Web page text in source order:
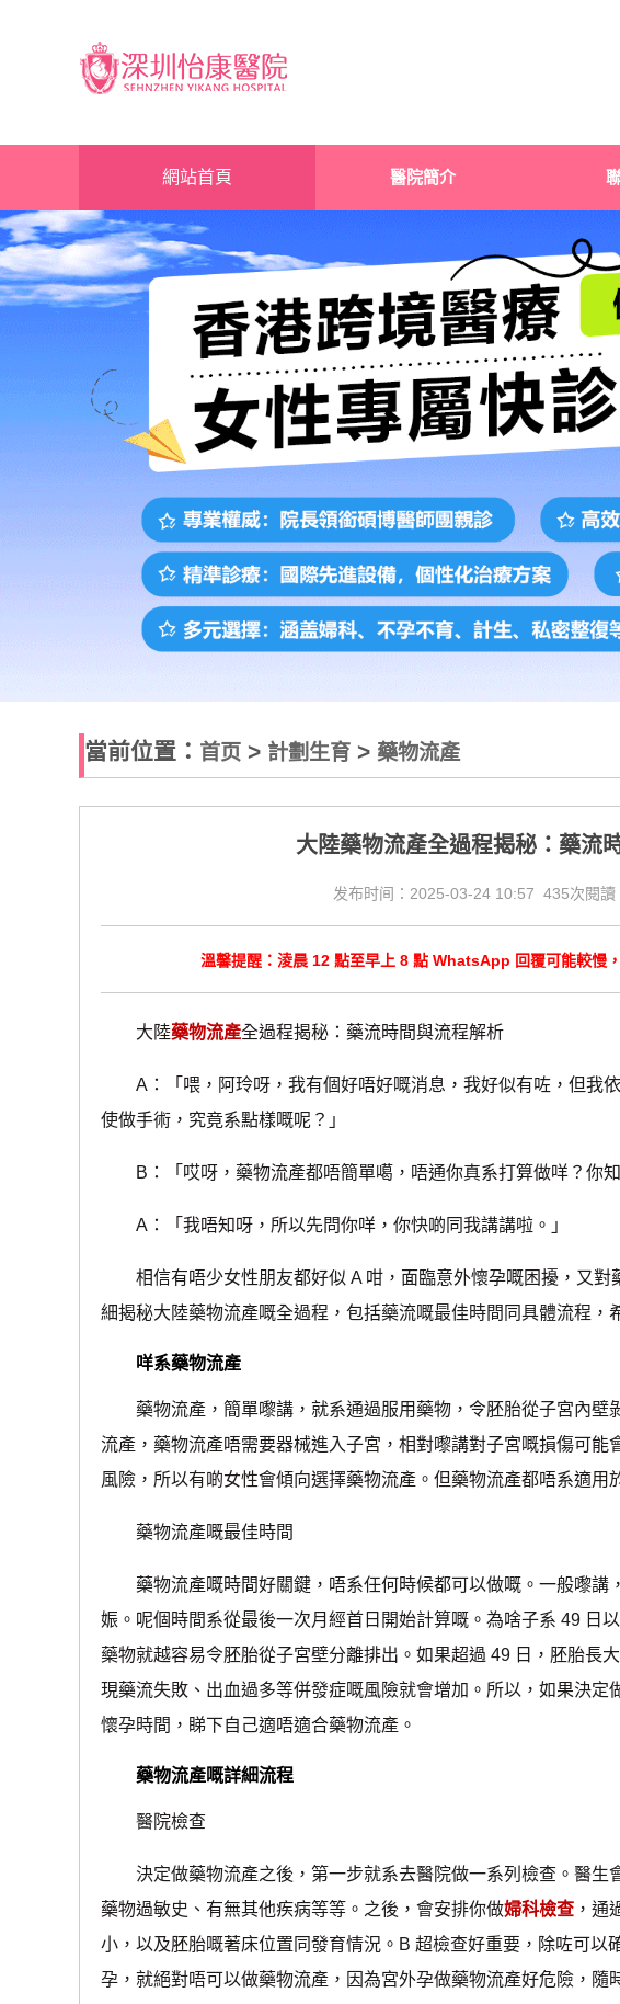
網站首頁 醫院簡介
當前位置： 首页 > 計劃生育 > 藥物流產
大陸藥物流產全過程揭秘：藥流
发布时间：2025-03-24 10:57 435次閱讀
溫馨提醒：淩晨 12 點至早上 8 點 WhatsApp 回覆可能較慢
大陸藥物流產全過程揭秘：藥流時間與流程解析
A：「喂，阿玲呀，我有個好唔好嘅消息，我好似有咗，但我
使做手術，究竟系點樣嘅呢？」
B：「哎呀，藥物流產都唔簡單噶，唔通你真系打算做咩？你知
A：「我唔知呀，所以先問你咩，你快啲同我講講啦。」
相信有唔少女性朋友都好似 A 咁，面臨意外懷孕嘅困擾，又對
細揭秘大陸藥物流產嘅全過程，包括藥流嘅最佳時間同具體流程，
咩系藥物流產
藥物流產，簡單嚟講，就系通過服用藥物，令胚胎從子宮內壁
流產，藥物流產唔需要器械進入子宮，相對嚟講對子宮嘅損傷可
風險，所以有啲女性會傾向選擇藥物流產。但藥物流產都唔系適用
藥物流產嘅最佳時間
藥物流產嘅時間好關鍵，唔系任何時候都可以做嘅。一般嚟講
娠。呢個時間系從最後一次月經首日開始計算嘅。為啥子系 49 日
藥物就越容易令胚胎從子宮壁分離排出。如果超過 49 日，胚胎長
現藥流失敗、出血過多等併發症嘅風險就會增加。所以，如果決定
懷孕時間，睇下自己適唔適合藥物流產。
藥物流產嘅詳細流程
醫院檢查
決定做藥物流產之後，第一步就系去醫院做一系列檢查。醫生
藥物過敏史、有無其他疾病等等。之後，會安排你做婦科檢查 ，通
小，以及胚胎嘅著床位置同發育情況。B 超檢查好重要，除咗可以
孕，就絕對唔可以做藥物流產，因為宮外孕做藥物流產好危險，